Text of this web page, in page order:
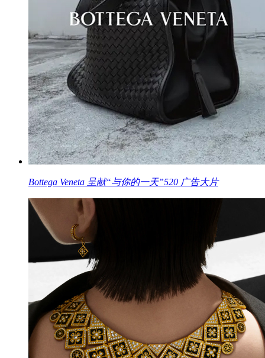
Bottega Veneta 呈献“与你的一天”520 广告大片